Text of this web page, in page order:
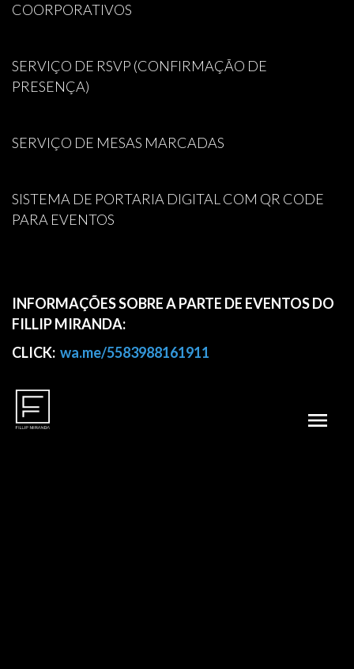
menu
COORPORATIVOS
SERVIÇO DE RSVP (CONFIRMAÇÃO DE
PRESENÇA)
SERVIÇO DE MESAS MARCADAS
SISTEMA DE PORTARIA DIGITAL COM QR CODE
PARA EVENTOS
INFORMAÇÕES SOBRE A PARTE DE EVENTOS DO
FILLIP MIRANDA:
CLICK: wa.me/5583988161911